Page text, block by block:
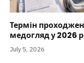
Термін
медогляд у 2026
July 5, 2026